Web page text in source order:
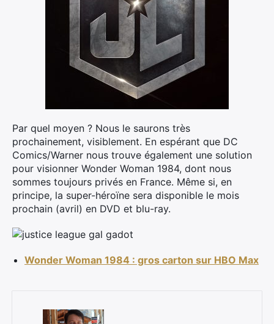
Par quel moyen ? Nous le saurons très
prochainement, visiblement. En espérant que DC
Comics/Warner nous trouve également une solution
pour visionner Wonder Woman 1984, dont nous
sommes toujours privés en France. Même si, en
principe, la super-héroïne sera disponible le mois
prochain (avril) en DVD et blu-ray.
Wonder Woman 1984 : gros carton sur HBO Max